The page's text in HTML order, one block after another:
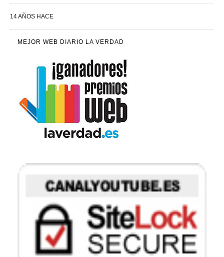
14 AÑOS HACE
MEJOR WEB DIARIO LA VERDAD